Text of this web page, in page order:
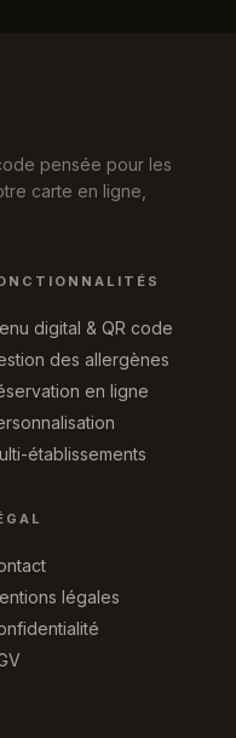
pensée pour les
carte en ligne,
digital & QR code
des allergènes
en ligne
établissements
légales